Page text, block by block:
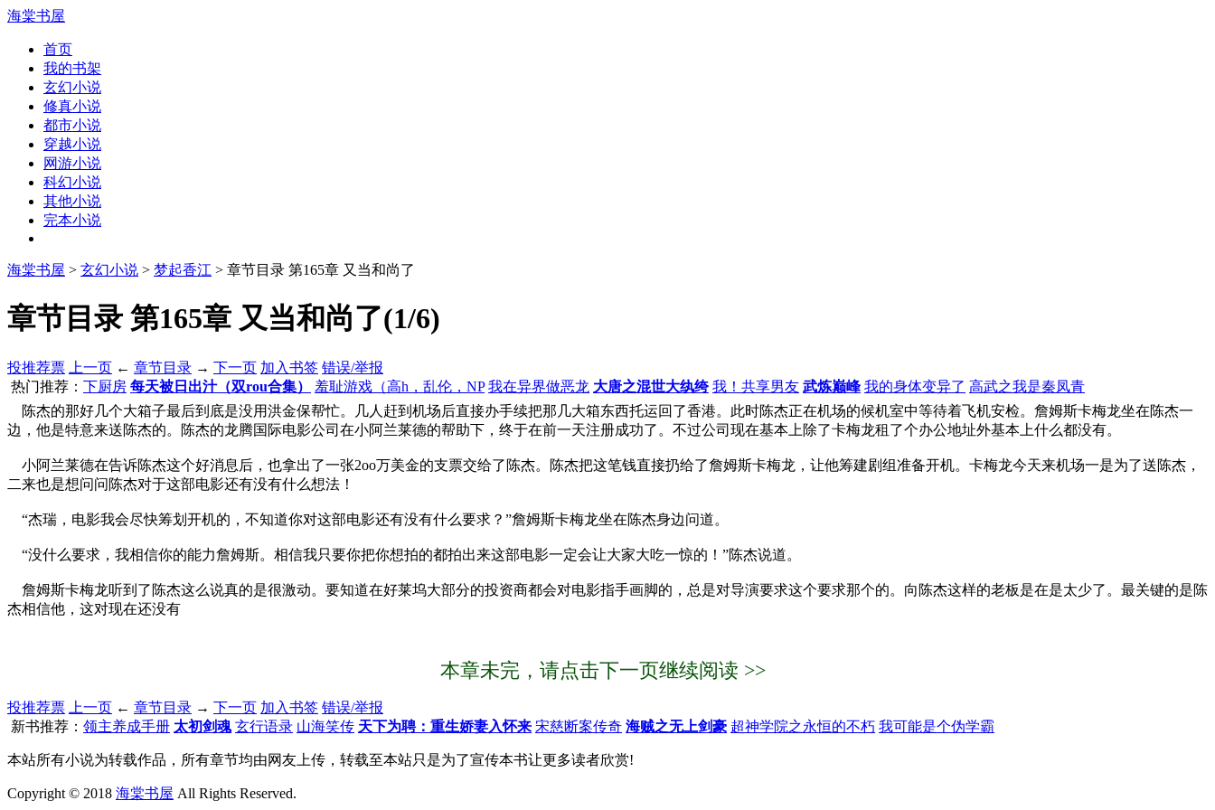
海棠书屋
首页
我的书架
玄幻小说
修真小说
都市小说
穿越小说
网游小说
科幻小说
其他小说
完本小说
海棠书屋 > 玄幻小说 > 梦起香江 > 章节目录 第165章 又当和尚了
章节目录 第165章 又当和尚了(1/6)
投推荐票 上一页 ← 章节目录 → 下一页 加入书签 错误/举报
热门推荐： 下厨房 每天被日出汁（双rou合集） 羞耻游戏（高h，乱伦，NP 我在异界做恶龙 大唐之混世大纨绔 我！共享男友 武炼巅峰 我的身体变异了 高武之我是秦凤青
陈杰的那好几个大箱子最后到底是没用洪金保帮忙。几人赶到机场后直接办手续把那几大箱东西托运回了香港。此时陈杰正在机场的候机室中等待着飞机安检。詹姆斯卡梅龙坐在陈杰一
边，他是特意来送陈杰的。陈杰的龙腾国际电影公司在小阿兰莱德的帮助下，终于在前一天注册成功了。不过公司现在基本上除了卡梅龙租了个办公地址外基本上什么都没有。
小阿兰莱德在告诉陈杰这个好消息后，也拿出了一张2oo万美金的支票交给了陈杰。陈杰把这笔钱直接扔给了詹姆斯卡梅龙，让他筹建剧组准备开机。卡梅龙今天来机场一是为了送陈杰，
二来也是想问问陈杰对于这部电影还有没有什么想法！
“杰瑞，电影我会尽快筹划开机的，不知道你对这部电影还有没有什么要求？”詹姆斯卡梅龙坐在陈杰身边问道。
“没什么要求，我相信你的能力詹姆斯。相信我只要你把你想拍的都拍出来这部电影一定会让大家大吃一惊的！”陈杰说道。
詹姆斯卡梅龙听到了陈杰这么说真的是很激动。要知道在好莱坞大部分的投资商都会对电影指手画脚的，总是对导演要求这个要求那个的。向陈杰这样的老板是在是太少了。最关键的是陈
杰相信他，这对现在还没有
本章未完，请点击下一页继续阅读 >>
投推荐票 上一页 ← 章节目录 → 下一页 加入书签 错误/举报
新书推荐： 领主养成手册 太初剑魂 玄行语录 山海笑传 天下为聘：重生娇妻入怀来 宋慈断案传奇 海贼之无上剑豪 超神学院之永恒的不朽 我可能是个伪学霸
本站所有小说为转载作品，所有章节均由网友上传，转载至本站只是为了宣传本书让更多读者欣赏!
Copyright © 2018 海棠书屋 All Rights Reserved.